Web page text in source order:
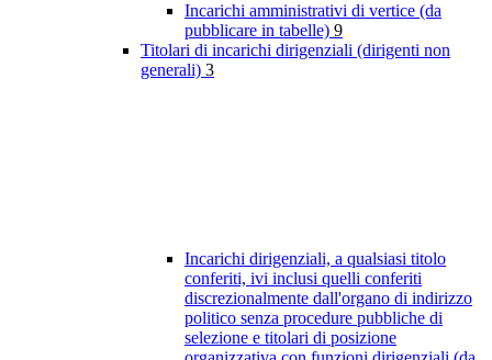
Incarichi amministrativi di vertice (da
pubblicare in tabelle) 9
Titolari di incarichi dirigenziali (dirigenti non
generali) 3
Incarichi dirigenziali, a qualsiasi titolo
conferiti, ivi inclusi quelli conferiti
discrezionalmente dall'organo di indirizzo
politico senza procedure pubbliche di
selezione e titolari di posizione